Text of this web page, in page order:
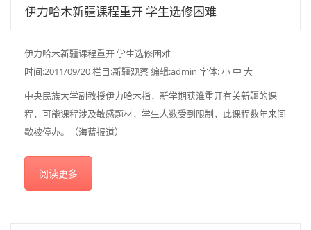
伊力哈木新疆课程重开 学生选修困难
伊力哈木新疆课程重开 学生选修困难
时间:2011/09/20 栏目:新疆观察 编辑:admin 字体: 小 中 大
中央民族大学副教授伊力哈木指，新学期获淮重开有关新疆的课
程，可能课程涉及敏感题材，学生人数受到限制，此课程数年来间
歇被停办。（海蓝报道）
阅读更多